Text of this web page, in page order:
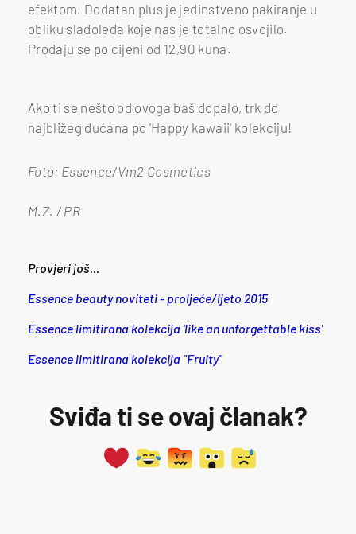
efektom. Dodatan plus je jedinstveno pakiranje u
obliku sladoleda koje nas je totalno osvojilo.
Prodaju se po cijeni od 12,90 kuna.
Ako ti se nešto od ovoga baš dopalo, trk do
najbližeg dućana po 'Happy kawaii' kolekciju!
Foto: Essence/Vm2 Cosmetics
M.Z. / PR
Provjeri još...
Essence beauty noviteti - proljeće/ljeto 2015
Essence limitirana kolekcija 'like an unforgettable kiss'
Essence limitirana kolekcija "Fruity"
Sviđa ti se ovaj članak?